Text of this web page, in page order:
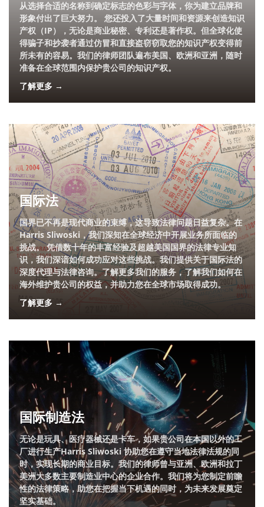
从选择合适的名称到确定标志的色彩与字体，你为建立品牌和
形象付出了巨大努力。 您还投入了大量时间和资源来创造知识
产权（IP），无论是商业秘密、专利还是著作权。但全球化使
得骗子和抄袭者通过仿冒和直接盗窃窃取您的知识产权变得前
所未有的容易。我们的律师团队遍布美国、欧洲和亚洲，随时
准备在全球范围内保护贵公司的知识产权。
了解更多 →
国际法
国界已不再是现代商业的束缚，这导致法律问题日益复杂。在
Harris Sliwoski，我们深知在全球经济中开展业务所面临的
挑战。 凭借数十年的丰富经验及超越美国国界的法律专业知
识，我们深谙如何成功应对这些挑战。我们提供关于国际法的
深度代理与法律咨询。了解更多我们的服务，了解我们如何在
海外维护贵公司的权益，并助力您在全球市场取得成功。
了解更多 →
国际制造法
无论是玩具、医疗器械还是卡车，如果贵公司在本国以外的工
厂进行生产Harris Sliwoski 协助您在遵守当地法律法规的同
时，实现长期的商业目标。我们的律师曾与亚洲、欧洲和拉丁
美洲大多数主要制造业中心的企业合作。我们将为您制定前瞻
性的法律策略，助您在把握当下机遇的同时，为未来发展奠定
坚实基础。